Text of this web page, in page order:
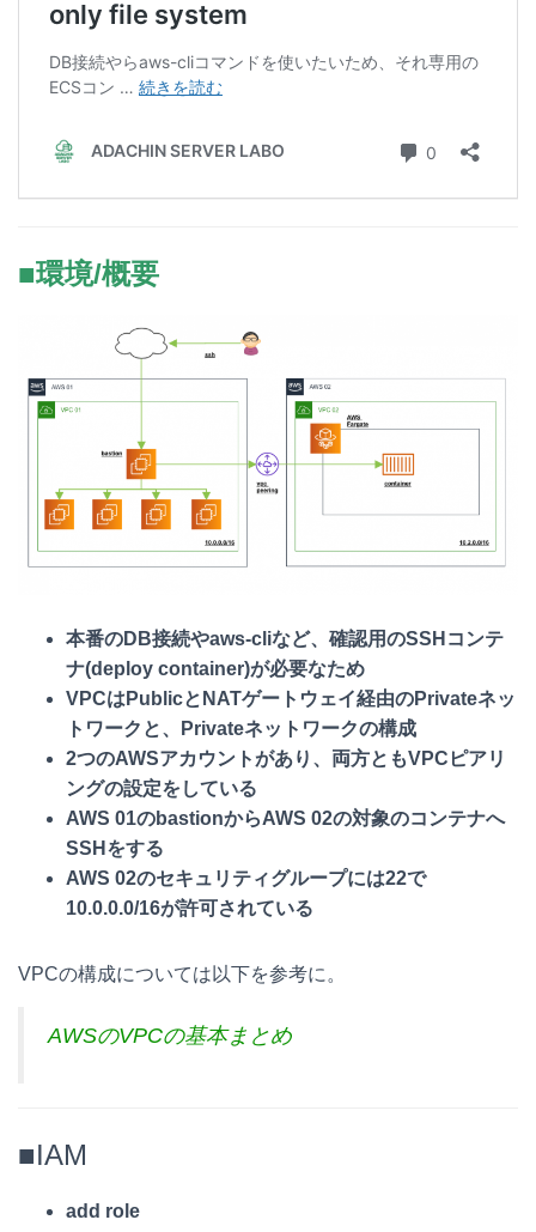
■環境/概要
本番のDB接続やaws-cliなど、確認用のSSHコンテ
ナ(deploy container)が必要なため
VPCはPublicとNATゲートウェイ経由のPrivateネッ
トワークと、Privateネットワークの構成
2つのAWSアカウントがあり、両方ともVPCピアリ
ングの設定をしている
AWS 01のbastionからAWS 02の対象のコンテナへ
SSHをする
AWS 02のセキュリティグループには22で
10.0.0.0/16が許可されている
VPCの構成については以下を参考に。
AWSのVPCの基本まとめ
■IAM
add role